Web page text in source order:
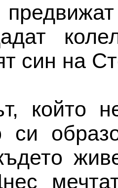
син на
който
си